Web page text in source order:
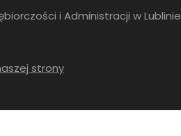
i Administracji w Lublinie
strony